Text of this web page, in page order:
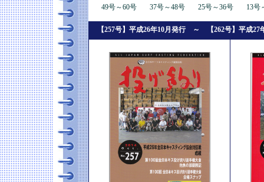
49号～60号
37号～48号 25号～36号 13号
【257号】平成26年10月発行 ～ 【262号】平成27